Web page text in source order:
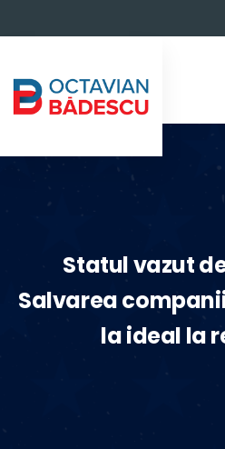
Statul vazut
Salvarea
la ideal la